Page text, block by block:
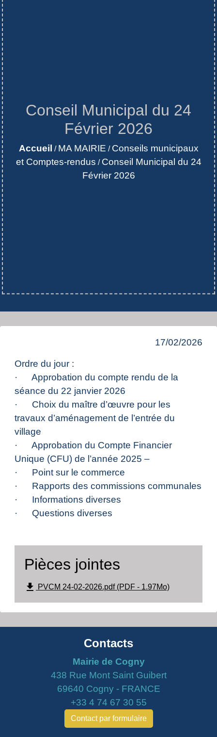
Conseil Municipal du 24
Février 2026
Accueil / MA MAIRIE / Conseils municipaux
et Comptes-rendus / Conseil Municipal du 24
Février 2026
17/02/2026
Ordre du jour :
· Approbation du compte rendu de la
séance du 22 janvier 2026
· Choix du maître d’œuvre pour les
travaux d’aménagement de l’entrée du
village
· Approbation du Compte Financier
Unique (CFU) de l’année 2025 –
· Point sur le commerce
· Rapports des commissions communales
· Informations diverses
· Questions diverses
Pièces jointes
file_download PVCM 24-02-2026.pdf (PDF - 1.97Mo)
Contacts
Mairie de Cogny
438 Rue Mont Saint Guibert
69640 Cogny - FRANCE
+33 4 74 67 30 55
Contact par formulaire